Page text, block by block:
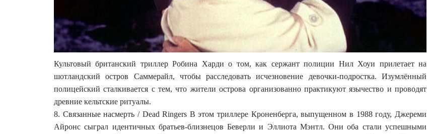
Культовый британский триллер Робина Харди о том, как сержант полиции Нил Хоуи прилетает на
шотландский остров Саммерайл, чтобы расследовать исчезновение девочки-подростка. Изумлённый
полицейский сталкивается с тем, что жители острова организованно практикуют язычество и проводят
древние кельтские ритуалы.
8. Связанные насмерть / Dead Ringers В этом триллере Кроненберга, выпущенном в 1988 году, Джереми
Айронс сыграл идентичных братьев-близнецов Беверли и Эллиота Мэнтл. Они оба стали успешными